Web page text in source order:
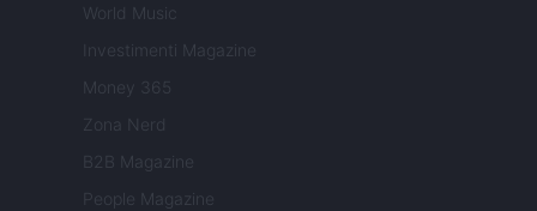
World Music
Investimenti Magazine
Money 365
Zona Nerd
B2B Magazine
People Magazine